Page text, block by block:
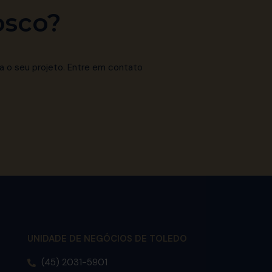
o seu projeto. Entre em contato
UNIDADE DE NEGÓCIOS DE TOLEDO
(45) 2031-5901